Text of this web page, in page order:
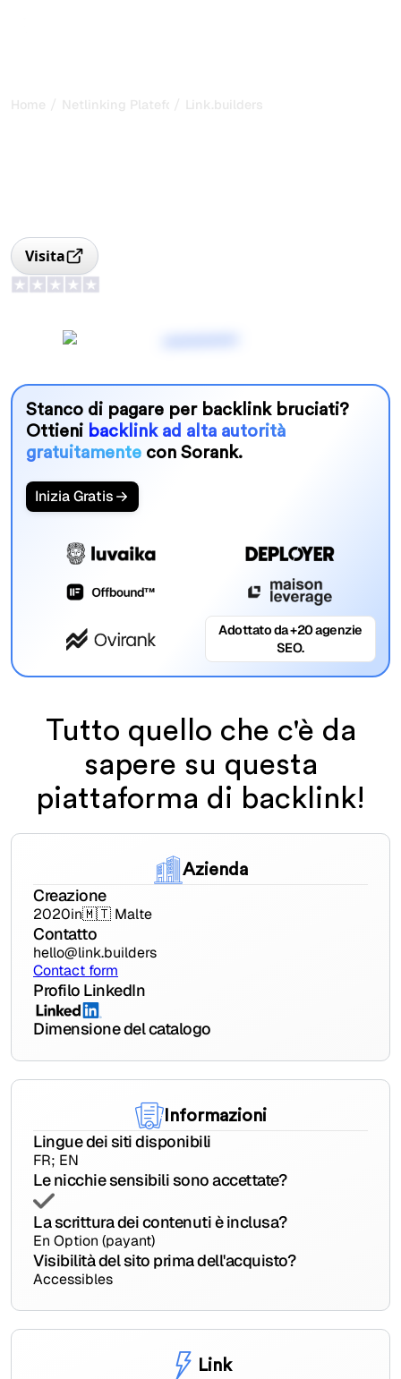
Home / Netlinking Plateform
/ Link.builders
Visita
Stanco di pagare per backlink bruciati?
Ottieni backlink ad alta autorità
gratuitamente con Sorank.
Inizia Gratis
Adottato da +20 agenzie
SEO.
Tutto quello che c'è da
sapere su questa
piattaforma di backlink!
Azienda
Creazione
2020in🇲🇹 Malte
Contatto
hello@link.builders
Contact form
Profilo LinkedIn
Dimensione del catalogo
Informazioni
Lingue dei siti disponibili
FR; EN
Le nicchie sensibili sono accettate?
La scrittura dei contenuti è inclusa?
En Option (payant)
Visibilità del sito prima dell'acquisto?
Accessibles
Link